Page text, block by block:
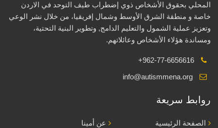
المحلي بحقوق الأشخاص ذوي إضطراب طيف التوحد في الاردن
خاصة و منطقة الشرق الأوسط وشمال إفريقيا، من خلال نشر الوعي
وتعزيز عملية الشمول والتعليم الدامج, وتطوير البنية التحتية،
ومساندة هؤلاء الأشخاص وعائلاتهم.
+962-77-6656616
info@autismmena.org
روابط سريعة
الصفحة الرئيسية
عن أمينا